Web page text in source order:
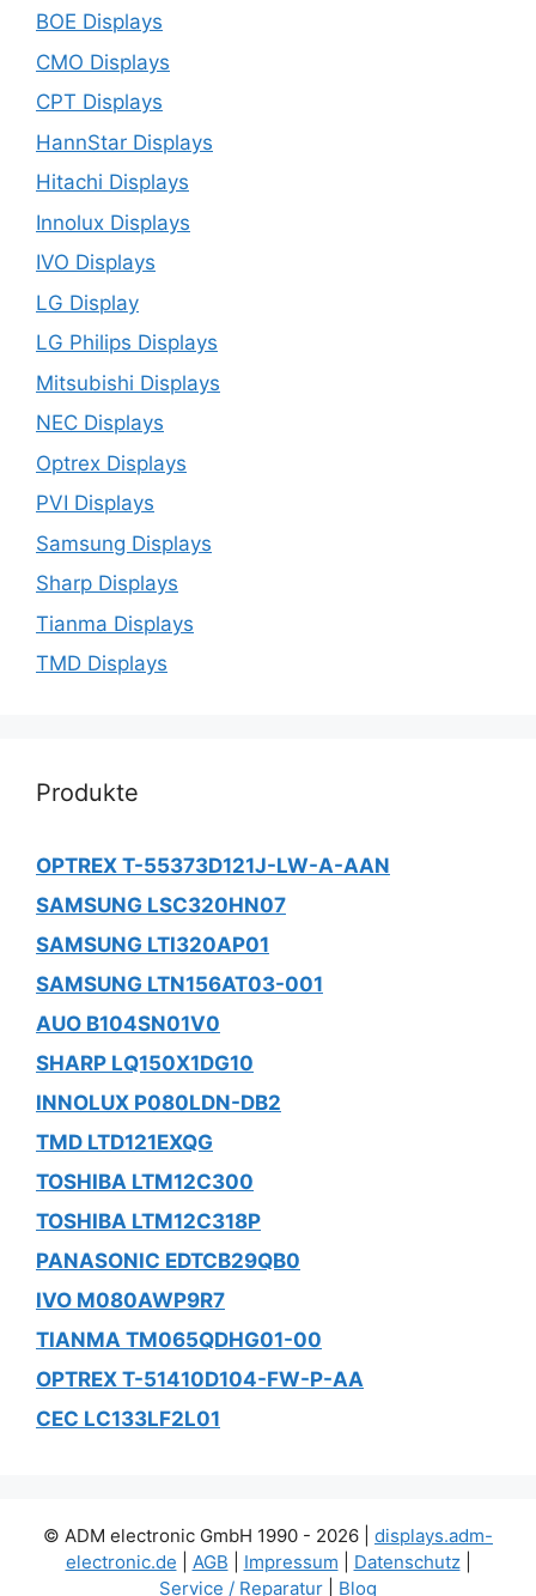
BOE Displays
CMO Displays
CPT Displays
HannStar Displays
Hitachi Displays
Innolux Displays
IVO Displays
LG Display
LG Philips Displays
Mitsubishi Displays
NEC Displays
Optrex Displays
PVI Displays
Samsung Displays
Sharp Displays
Tianma Displays
TMD Displays
Produkte
OPTREX T-55373D121J-LW-A-AAN
SAMSUNG LSC320HN07
SAMSUNG LTI320AP01
SAMSUNG LTN156AT03-001
AUO B104SN01V0
SHARP LQ150X1DG10
INNOLUX P080LDN-DB2
TMD LTD121EXQG
TOSHIBA LTM12C300
TOSHIBA LTM12C318P
PANASONIC EDTCB29QB0
IVO M080AWP9R7
TIANMA TM065QDHG01-00
OPTREX T-51410D104-FW-P-AA
CEC LC133LF2L01
© ADM electronic GmbH 1990 - 2026 | displays.adm-
electronic.de
AGB Impressum Datenschutz|
Service / Reparatur
Blog